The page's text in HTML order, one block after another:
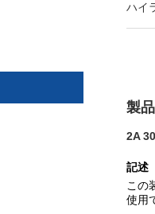
ハイ
製
2A
記述
この
使用